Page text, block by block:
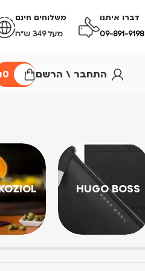
דברו איתנו
09-891-9198
משלוחים חינם
מעל 349 ש״ח
התחבר \ הרשם 0
HUGO BOSS